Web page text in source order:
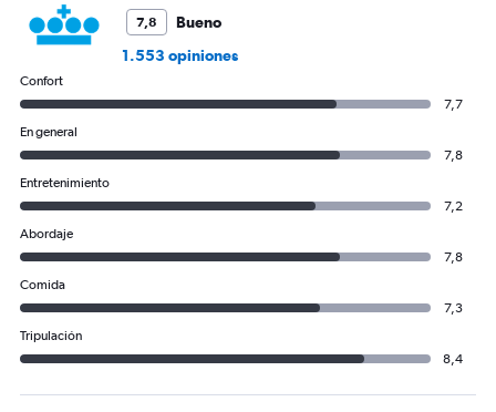
7,8
Bueno
1.553 opiniones
Confort
7,7
En general
7,8
Entretenimiento
7,2
Abordaje
7,8
Comida
7,3
Tripulación
8,4